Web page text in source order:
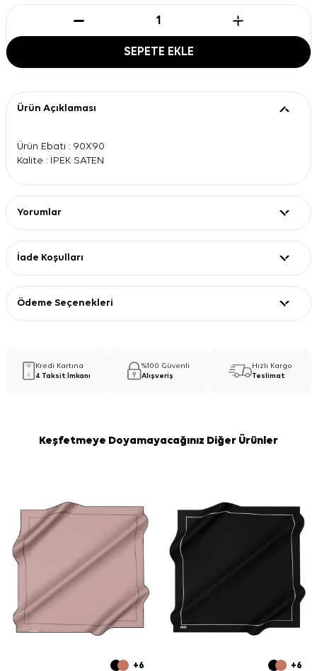
SEPETE EKLE
Ürün Açıklaması
Ürün Ebatı : 90X90
Kalite : İPEK SATEN
Yorumlar
İade Koşulları
Ödeme Seçenekleri
Kredi Kartına
4 Taksit İmkanı
%100 Güvenli
Alışveriş
Hızlı Kargo
Teslimat
Keşfetmeye Doyamayacağınız Diğer Ürünler
+6 +6